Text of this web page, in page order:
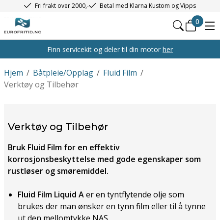
Fri frakt over 2000,- Betal med Klarna Kustom og Vipps
0
Finn servicekit og deler til din motor her
/
Hjem /
Båtpleie/Opplag /
Fluid Film
Verktøy og Tilbehør
Verktøy og Tilbehør
Bruk Fluid Film for en effektiv
korrosjonsbeskyttelse med gode egenskaper som
rustløser og smøremiddel.
Fluid Film Liquid Aer en tyntflytende olje som
brukes der man ønsker en tynn film eller til å tynne